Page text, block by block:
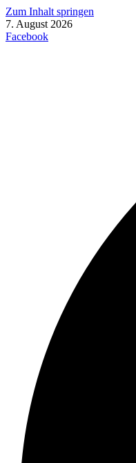
Zum Inhalt springen
7. August 2026
Facebook